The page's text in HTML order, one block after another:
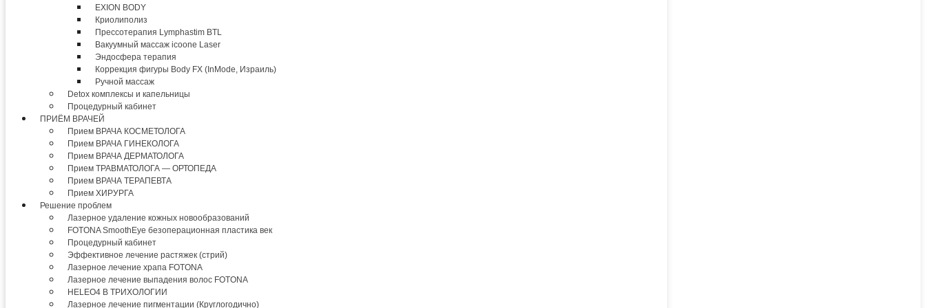
EXION BODY
Криолиполиз
Прессотерапия Lymphastim BTL
Вакуумный массаж icoone Laser
Эндосфера терапия
Коррекция фигуры Body FX (InMode, Израиль)
Ручной массаж
Detox комплексы и капельницы
Процедурный кабинет
ПРИЁМ ВРАЧЕЙ
Прием ВРАЧА КОСМЕТОЛОГА
Прием ВРАЧА ГИНЕКОЛОГА
Прием ВРАЧА ДЕРМАТОЛОГА
Прием ТРАВМАТОЛОГА — ОРТОПЕДА
Прием ВРАЧА ТЕРАПЕВТА
Прием ХИРУРГА
Решение проблем
Лазерное удаление кожных новообразований
FOTONA SmoothEye безоперационная пластика век
Процедурный кабинет
Эффективное лечение растяжек (стрий)
Лазерное лечение храпа FOTONA
Лазерное лечение выпадения волос FOTONA
HELEO4 В ТРИХОЛОГИИ
Лазерное лечение пигментации (Круглогодично)